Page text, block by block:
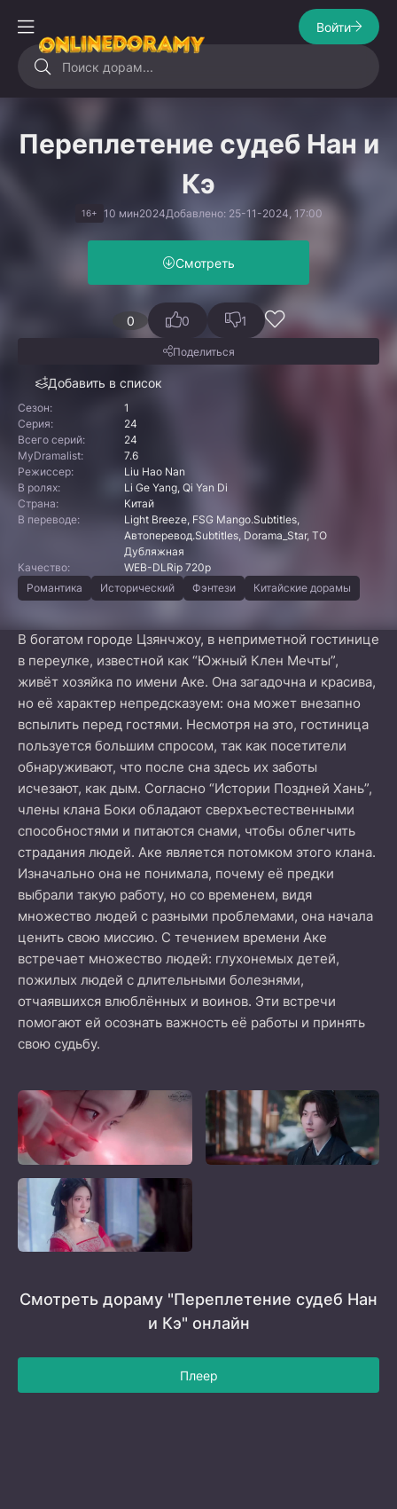
Войти
Переплетение судеб Нан и
Кэ
16+ 10 мин2024Добавлено: 25-11-2024, 17:00
Смотреть
0
Добавить в список
0 1
Поделиться
Сезон:
1
Серия:
24
Всего серий:
24
MyDramalist:
7.6
Режиссер:
Liu Hao Nan
В ролях:
Li Ge Yang, Qi Yan Di
Страна:
Китай
В переводе:
Light Breeze, FSG Mango.Subtitles,
Автоперевод.Subtitles, Dorama_Star, ТО
Дубляжная
Качество:
WEB-DLRip 720p
Романтика
Исторический Фэнтези Китайские дорамы
В богатом городе Цзянчжоу, в неприметной гостинице
в переулке, известной как “Южный Клен Мечты”,
живёт хозяйка по имени Аке. Она загадочна и красива,
но её характер непредсказуем: она может внезапно
вспылить перед гостями. Несмотря на это, гостиница
пользуется большим спросом, так как посетители
обнаруживают, что после сна здесь их заботы
исчезают, как дым. Согласно “Истории Поздней Хань”,
члены клана Боки обладают сверхъестественными
способностями и питаются снами, чтобы облегчить
страдания людей. Аке является потомком этого клана.
Изначально она не понимала, почему её предки
выбрали такую работу, но со временем, видя
множество людей с разными проблемами, она начала
ценить свою миссию. С течением времени Аке
встречает множество людей: глухонемых детей,
пожилых людей с длительными болезнями,
отчаявшихся влюблённых и воинов. Эти встречи
помогают ей осознать важность её работы и принять
свою судьбу.
Смотреть дораму "Переплетение судеб Нан
и Кэ" онлайн
Плеер